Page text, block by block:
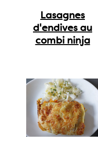
Lasagnes
d'endives au
combi ninja